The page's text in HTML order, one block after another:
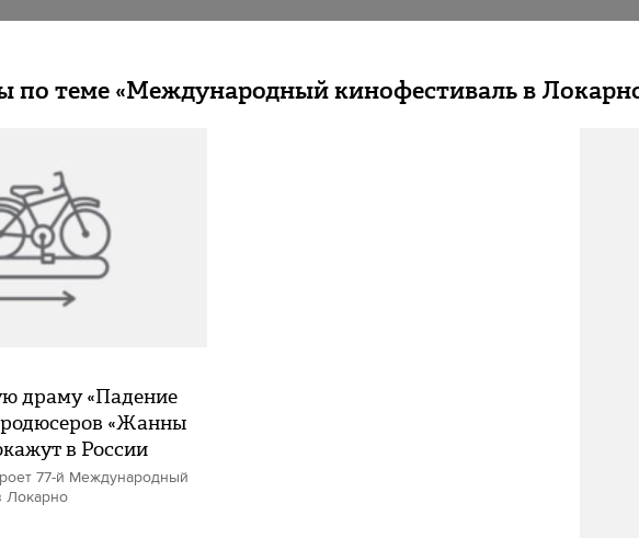
по теме «Международный кинофестиваль в
драму «Падение
«Жанны
в России
77-й Международный
Локарно